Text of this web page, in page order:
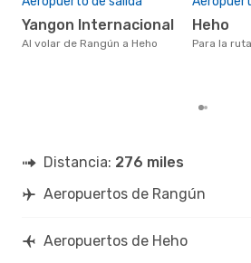
Yangon Internacional
Al volar de Rangún a Heho
Heho
Para la
Distancia: 276 miles
Aeropuertos de Rangún
Aeropuertos de Heho